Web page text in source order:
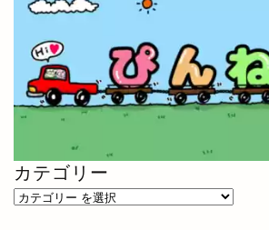
カテゴリー